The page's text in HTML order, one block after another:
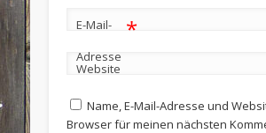
E-Mail-
Adresse
*
Website
Name, E-Mail-Adresse und
Browser für meinen nächsten